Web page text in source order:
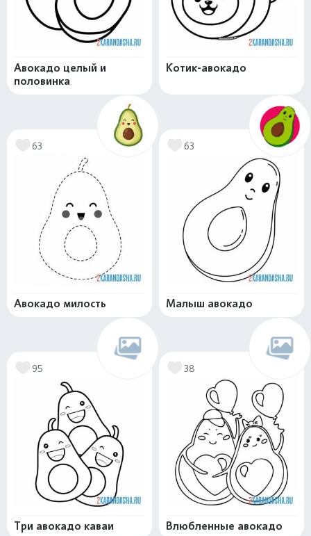
Авокадо целый и
половинка
Котик-авокадо
63
Авокадо милость
63
Малыш авокадо
95
Три авокадо каваи
38
Влюбленные авокадо